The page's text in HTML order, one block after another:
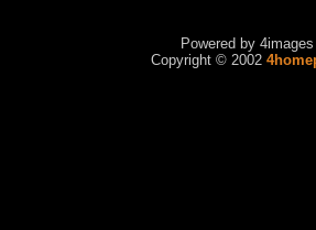
Powered by
Copyright © 2002